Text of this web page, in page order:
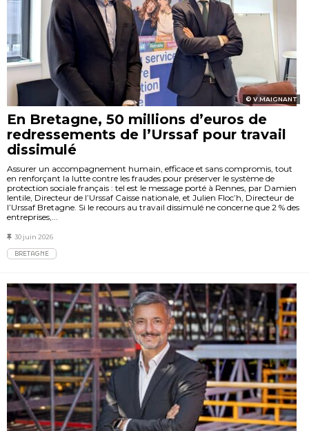
V.MAIGNANT
En Bretagne, 50 millions d’euros de
redressements de l’Urssaf pour travail
dissimulé
Assurer un accompagnement humain, efficace et sans compromis, tout
en renforçant la lutte contre les fraudes pour préserver le système de
protection sociale français : tel est le message porté à Rennes, par Damien
Ientile, Directeur de l’Urssaf Caisse nationale, et Julien Floc’h, Directeur de
l’Urssaf Bretagne. Si le recours au travail dissimulé ne concerne que 2 % des
entreprises,...
30 juin 2026
BRETAGNE